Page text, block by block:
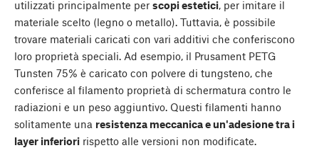
utilizzati principalmente per scopi estetici, per imitare il
materiale scelto (legno o metallo). Tuttavia, è possibile
trovare materiali caricati con vari additivi che conferiscono
loro proprietà speciali. Ad esempio, il Prusament PETG
Tunsten 75% è caricato con polvere di tungsteno, che
conferisce al filamento proprietà di schermatura contro le
radiazioni e un peso aggiuntivo. Questi filamenti hanno
solitamente una resistenza meccanica e un'adesione tra i
layer inferiori rispetto alle versioni non modificate.